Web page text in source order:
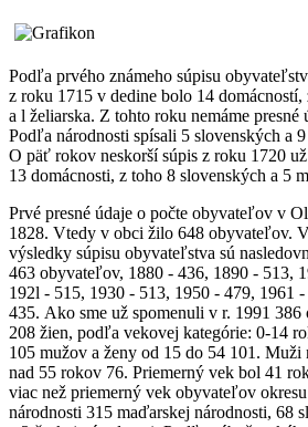
Podľa prvého známeho súpisu
z roku 1715 v dedine bolo 14
a l želiarska. Z tohto roku nemáme
Podľa národnosti spísali 5 slovenských a
O päť rokov neskorší súpis z roku 1720
13 domácnosti, z toho 8 slovenských a 5
Prvé presné údaje o počte obyvateľov v
1828. Vtedy v obci žilo 648 obyvateľov.
výsledky súpisu obyvateľstva sú
463 obyvateľov, 1880 - 436, 1890 - 513,
192l - 515, 1930 - 513, 1950 - 479, 1961
435. Ako sme už spomenuli v r. 1991
208 žien, podľa vekovej kategórie: 0-14
105 mužov a ženy od 15 do 54 101.
nad 55 rokov 76. Priemerný vek bol 41
viac než priemerný vek obyvateľov
národnosti 315 maďarskej národnosti, 68